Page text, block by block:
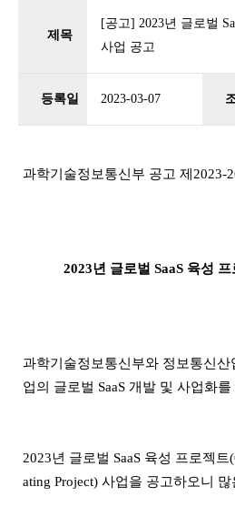
제목
[공고] 2023년 글로벌
사업 공고
등록일 2023-03-07
과학기술정보통신부 공고 제2023-
2023년 글로벌 SaaS 육성
과학기술정보통신부와 정보통신산
업의 글로벌 SaaS 개발 및 사업화
2023년 글로벌 SaaS 육성 프로젝트
ating Project) 사업을 공고하오니